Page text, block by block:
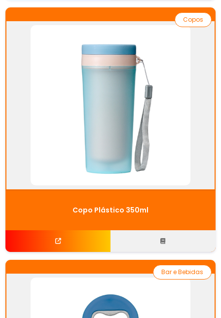
Copo Plástico 350ml
Copos
Bar e Bebidas